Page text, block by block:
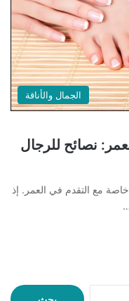
الجمال والأناقة
نصائح للرجال
مع التقدم في العمر. إذ